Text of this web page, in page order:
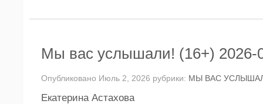
Мы вас услышали! (16+) 2026-
Опубликовано Июль 2, 2026 рубрики: МЫ ВАС
Екатерина Астахова